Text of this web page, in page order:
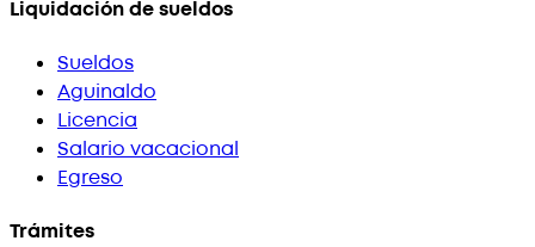
Liquidación de sueldos
Sueldos
Aguinaldo
Licencia
Salario vacacional
Egreso
Trámites